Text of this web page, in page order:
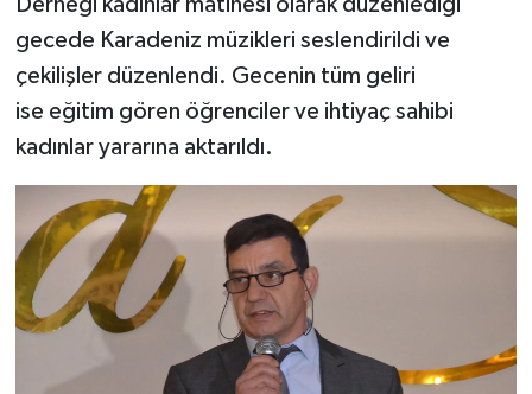
Derneği kadınlar matinesi olarak düzenlediği
gecede Karadeniz müzikleri seslendirildi ve
çekilişler düzenlendi. Gecenin tüm geliri
ise eğitim gören öğrenciler ve ihtiyaç sahibi
kadınlar yararına aktarıldı.